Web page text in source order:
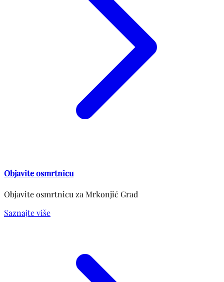
Objavite osmrtnicu
Objavite osmrtnicu za Mrkonjić Grad
Saznajte više